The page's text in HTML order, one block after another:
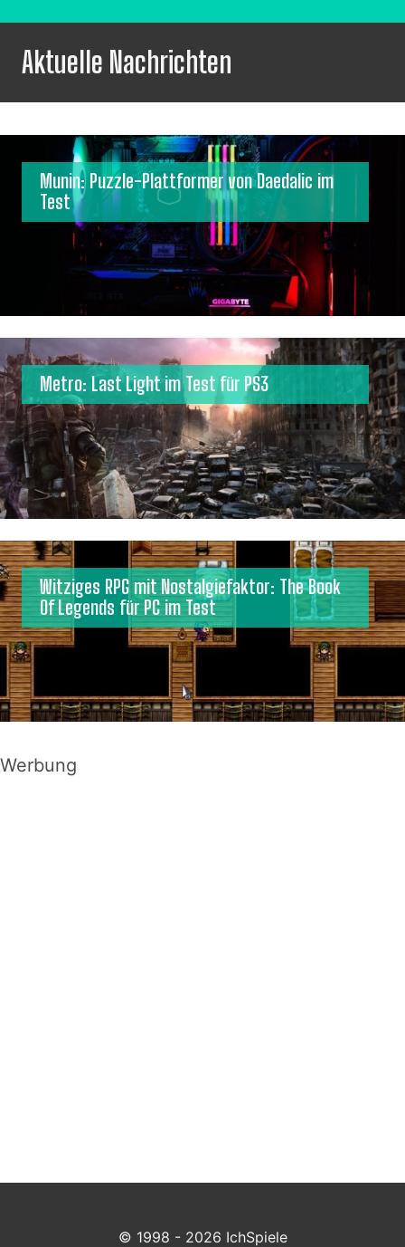
Aktuelle Nachrichten
Munin: Puzzle-Plattformer von Daedalic im
Test
Metro: Last Light im Test für PS3
Witziges RPG mit Nostalgiefaktor: The Book
Of Legends für PC im Test
Werbung
© 1998 - 2026 IchSpiele